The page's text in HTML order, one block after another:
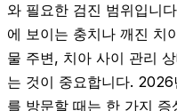
와 필요한 검진 범위입니
에 보이는 충치나 깨진 치
물 주변, 치아 사이 관리
는 것이 중요합니다.
를 방문할 때는 한 가지